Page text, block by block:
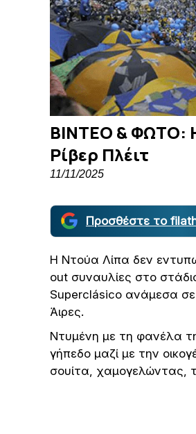
ΒΙΝΤΕΟ & ΦΩΤΟ:
Ρίβερ Πλέιτ
11/11/2025
Προσθέστε το
Η Ντούα Λίπα δεν
out συναυλίες στο
Superclásico ανάμεσα σε
Άιρες.
Ντυμένη με τη φανέλα
γήπεδο μαζί με την
σουίτα, χαμογελώντας,